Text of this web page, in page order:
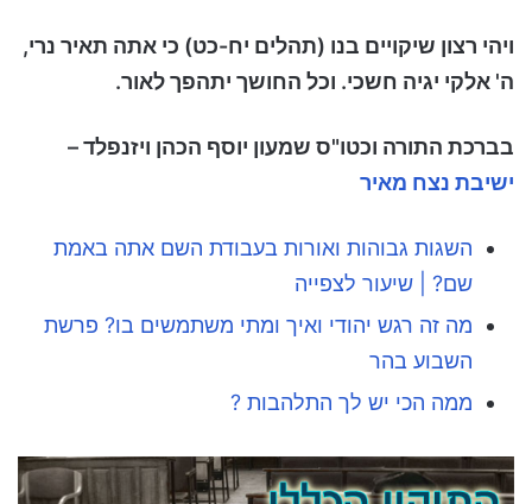
ויהי רצון שיקויים בנו (תהלים יח-כט) כי אתה תאיר נרי,
ה' אלקי יגיה חשכי. וכל החושך יתהפך לאור.
בברכת התורה וכטו"ס שמעון יוסף הכהן ויזנפלד –
ישיבת נצח מאיר
השגות גבוהות ואורות בעבודת השם אתה באמת
שם? | שיעור לצפייה
מה זה רגש יהודי ואיך ומתי משתמשים בו? פרשת
השבוע בהר
ממה הכי יש לך התלהבות ?